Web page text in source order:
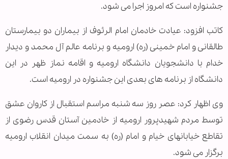
جشنواره است که امروز اجرا می شود.
کاتب افزود: عیادت خادمان امام الرئوف از بیماران دو بیمارستان
طالقانی و امام خمینی (ره) ارومیه و برنامه عالم آل محمد و دیدار
خدام با دانشجویان دانشگاه ارومیه و اقامه نماز ظهر در این
دانشگاه از برنامه های بعدی این جشنواره در اروميه است.
وی اظهار کرد: عصر روز سه شنبه مراسم استقبال از کاروان عشق
توسط مردم شهیدپرور ارومیه از خادمین آستان قدس رضوی از
تقاطع خیابانهای خیام و امام (ره) به سمت میدان انقلاب ارومیه
برگزار می شود.